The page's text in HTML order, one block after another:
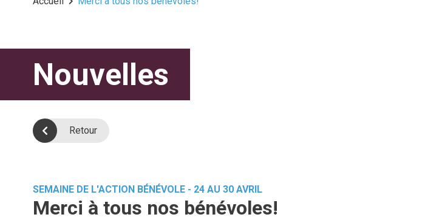
Nouvelles
Retour
SEMAINE DE L'ACTION BÉNÉVOLE - 24 AU 30 AVRIL
Merci à tous nos bénévoles!